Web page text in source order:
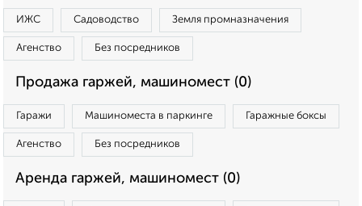
ИЖС Садоводство Земля промназначения
Агенство Без посредников
Продажа гаржей, машиномест (0)
Гаражи Машиноместа в паркинге Гаражные боксы
Агенство Без посредников
Аренда гаржей, машиномест (0)